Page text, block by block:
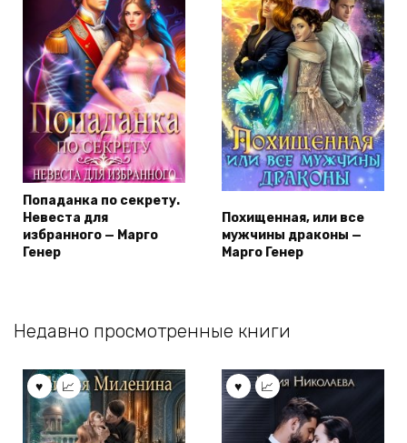
Попаданка по секрету.
Невеста для
избранного — Марго
Генер
Похищенная, или все
мужчины драконы —
Марго Генер
Недавно просмотренные книги